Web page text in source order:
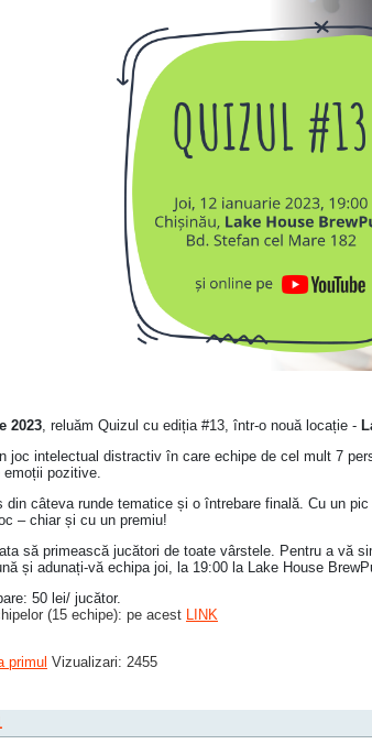
2023, reluăm Quizul cu ediția #13, într-o nouă locație -
joc intelectual distractiv în care echipe de cel mult 7
pozitive.
din câteva runde tematice și o întrebare finală. Cu un
– chiar și cu un premiu!
să primească jucători de toate vârstele. Pentru a vă
și adunați-vă echipa joi, la 19:00 la Lake House
50 lei/ jucător.
(15 echipe): pe acest LINK
primul Vizualizari: 2455